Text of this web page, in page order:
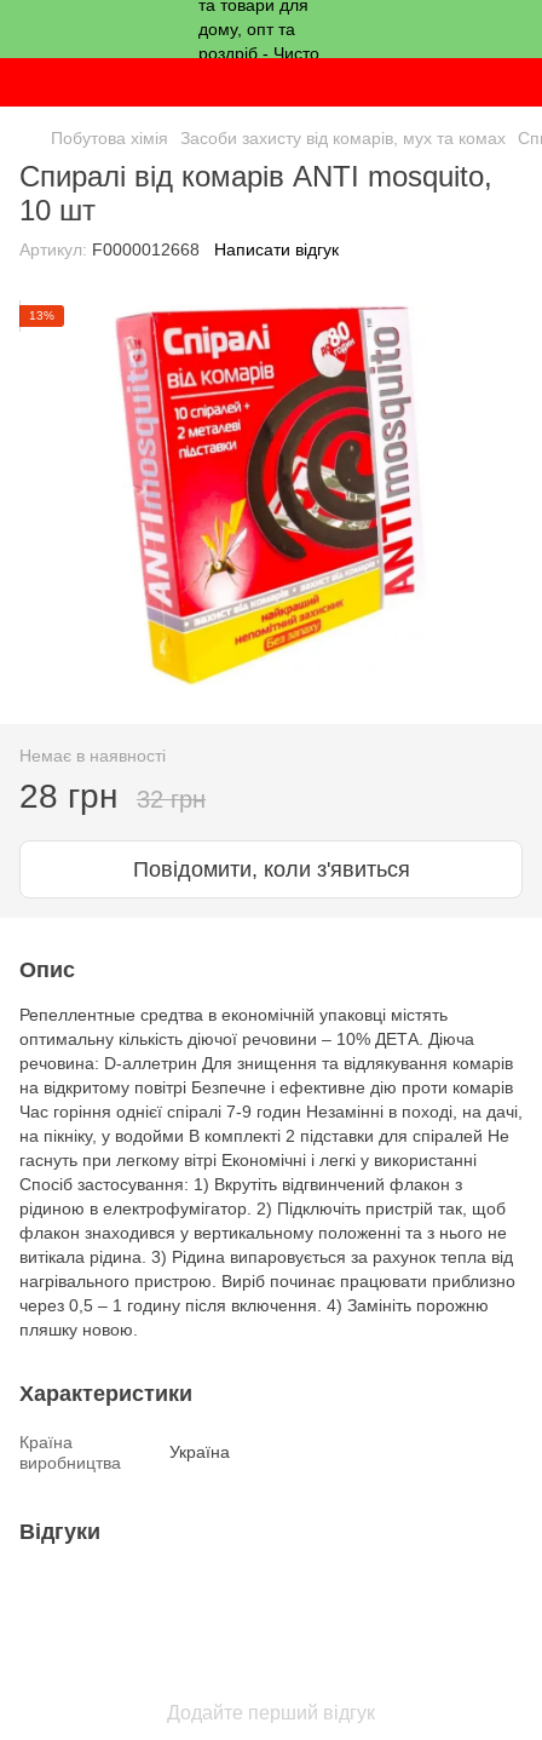
Побутова хімія Засоби захисту від комарів, мух та комах
Спиралі від комарів ANTI mosquito,
10 шт
Артикул: F0000012668 Написати відгук
13%
Немає в наявності
28 грн 32 грн
Повідомити, коли з'явиться
Опис
Репеллентные средтва в економічній упаковці містять
оптимальну кількість діючої речовини – 10% ДЕТА. Діюча
речовина: D-аллетрин Для знищення та відлякування комарів
на відкритому повітрі Безпечне і ефективне дію проти комарів
Час горіння однієї спіралі 7-9 годин Незамінні в поході, на дачі,
на пікніку, у водойми В комплекті 2 підставки для спіралей Не
гаснуть при легкому вітрі Економічні і легкі у використанні
Спосіб застосування: 1) Вкрутіть відгвинчений флакон з
рідиною в електрофумігатор. 2) Підключіть пристрій так, щоб
флакон знаходився у вертикальному положенні та з нього не
витікала рідина. 3) Рідина випаровується за рахунок тепла від
нагрівального пристрою. Виріб починає працювати приблизно
через 0,5 – 1 годину після включення. 4) Замініть порожню
пляшку новою.
Характеристики
Країна
виробництва
Україна
Відгуки
Додайте перший відгук